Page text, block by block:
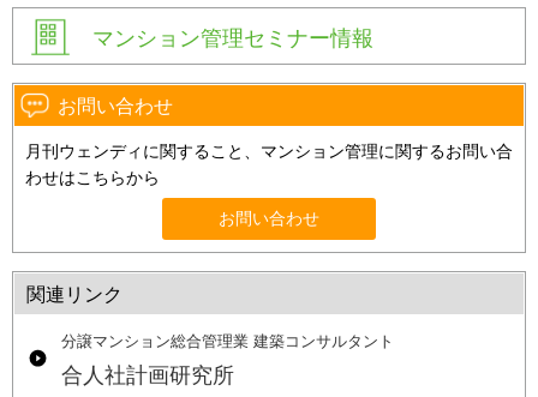
マンション管理セミナー情報
お問い合わせ
月刊ウェンディに関すること、マンション管理に関するお問い合
わせはこちらから
お問い合わせ
関連リンク
分譲マンション総合管理業 建築コンサルタント
合人社計画研究所